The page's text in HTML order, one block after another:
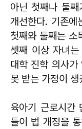
아닌 첫째나 둘
개선한다. 기존에
첫째와 둘째는
셋째 이상 자녀
대학 진학 의사
못 받는 가정이 생
육아기 근로시간
들이 법 개정을